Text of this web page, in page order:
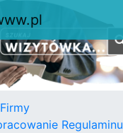
Firmy
Regulaminu